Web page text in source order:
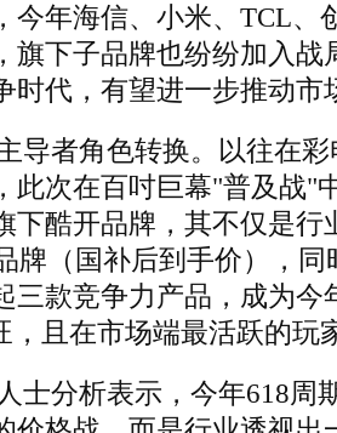
今年海信、小米、TCL、
旗下子品牌也纷纷加入战
时代，有望进一步推动市
导者角色转换。以往在
此次在百吋巨幕"普及战"
下酷开品牌，其不仅是行
牌（国补后到手价），同
三款竞争力产品，成为今
，且在市场端最活跃的玩
士分析表示，今年618周